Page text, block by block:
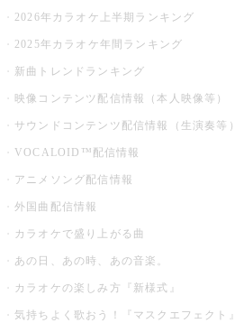
2026年カラオケ上半期ランキング
2025年カラオケ年間ランキング
新曲トレンドランキング
映像コンテンツ配信情報（本人映像等）
サウンドコンテンツ配信情報（生演奏等）
VOCALOID™配信情報
アニメソング配信情報
外国曲配信情報
カラオケで盛り上がる曲
あの日、あの時、あの音楽。
カラオケの楽しみ方『新様式』
気持ちよく歌おう！『マスクエフェクト』